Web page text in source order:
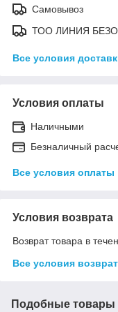
Самовывоз
ТОО ЛИНИЯ
Все условия
Условия оплаты
Наличными
Безналичный
Все условия оплаты
Условия возврата
Возврат товара в
Все условия
Подобные товары